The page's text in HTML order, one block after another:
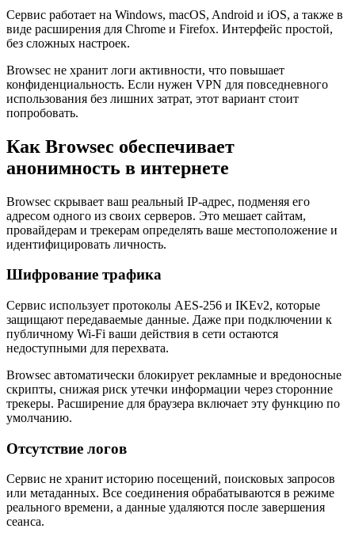
Сервис работает на Windows, macOS, Android и iOS, а также в
виде расширения для Chrome и Firefox. Интерфейс простой,
без сложных настроек.
Browsec не хранит логи активности, что повышает
конфиденциальность. Если нужен VPN для повседневного
использования без лишних затрат, этот вариант стоит
попробовать.
Как Browsec обеспечивает
анонимность в интернете
Browsec скрывает ваш реальный IP-адрес, подменяя его
адресом одного из своих серверов. Это мешает сайтам,
провайдерам и трекерам определять ваше местоположение и
идентифицировать личность.
Шифрование трафика
Сервис использует протоколы AES-256 и IKEv2, которые
защищают передаваемые данные. Даже при подключении к
публичному Wi-Fi ваши действия в сети остаются
недоступными для перехвата.
Browsec автоматически блокирует рекламные и вредоносные
скрипты, снижая риск утечки информации через сторонние
трекеры. Расширение для браузера включает эту функцию по
умолчанию.
Отсутствие логов
Сервис не хранит историю посещений, поисковых запросов
или метаданных. Все соединения обрабатываются в режиме
реального времени, а данные удаляются после завершения
сеанса.